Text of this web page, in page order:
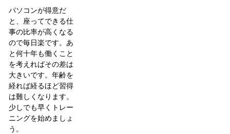
パソコンが得意だ
と、座ってできる仕
事の比率が高くなる
ので毎日楽です。あ
と何十年も働くこと
を考えればその差は
大きいです。年齢を
経れば経るほど習得
は難しくなります。
少しでも早くトレー
ニングを始めましょ
う。